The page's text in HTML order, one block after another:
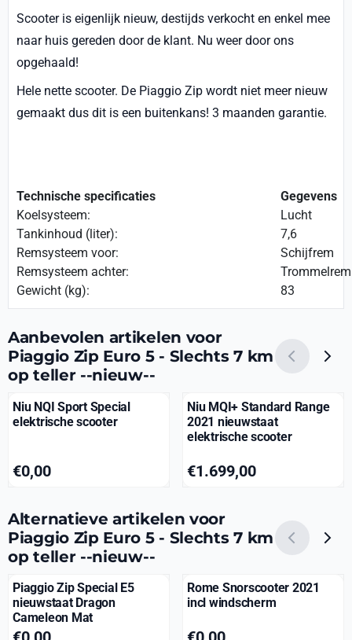
Scooter is eigenlijk nieuw, destijds verkocht en enkel mee
naar huis gereden door de klant. Nu weer door ons
opgehaald!
Hele nette scooter. De Piaggio Zip wordt niet meer nieuw
gemaakt dus dit is een buitenkans! 3 maanden garantie.
Technische specificaties
Gegevens
Koelsysteem:
Lucht
Tankinhoud (liter):
7,6
Remsysteem voor:
Schijfrem
Remsysteem achter:
Trommelrem
Gewicht (kg):
83
Aanbevolen artikelen voor
Piaggio Zip Euro 5 - Slechts 7 km
op teller --nieuw--
Niu NQI Sport Special
elektrische scooter
Prijs: 0,00
€0,00
Niu MQI+ Standard Range
2021 nieuwstaat
elektrische scooter
Prijs: 1 699,00
€1.699,00
Alternatieve artikelen voor
Piaggio Zip Euro 5 - Slechts 7 km
op teller --nieuw--
Piaggio Zip Special E5
nieuwstaat Dragon
Cameleon Mat
Prijs: 0,00
Rome Snorscooter 2021
incl windscherm
Prijs: 0,00